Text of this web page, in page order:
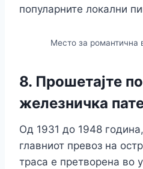
популарните локални
Место за романтична
8. Прошетајте
железничка
Од 1931 до 1948
главниот превоз на
траса е претворена во